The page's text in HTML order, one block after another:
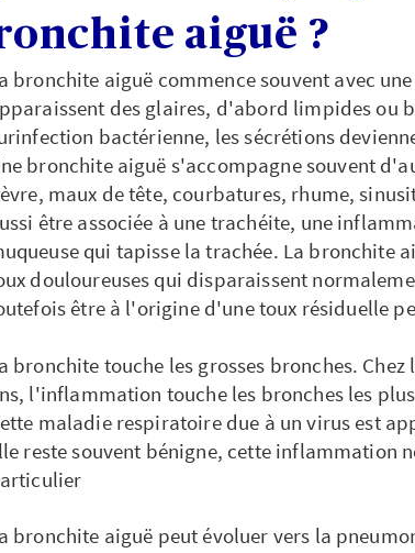
aiguë ?
bronchite aiguë commence souvent avec
des glaires, d'abord limpides ou
bactérienne, les sécrétions
bronchite aiguë s'accompagne souvent
maux de tête, courbatures, rhume,
être associée à une trachéite, une
qui tapisse la trachée. La bronchite
douloureuses qui disparaissent
être à l'origine d'une toux résiduelle
bronchite touche les grosses bronches.
l'inflammation touche les bronches les
maladie respiratoire due à un virus est
reste souvent bénigne, cette inflammation
bronchite aiguë peut évoluer vers la